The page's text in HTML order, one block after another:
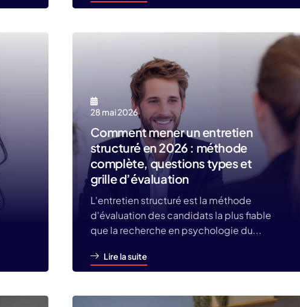
28 mai 2026
Comment mener un entretien
structuré en 2026 : méthode
complète, questions types et
grille d’évaluation
L'entretien structuré est la méthode
d'évaluation des candidats la plus fiable
que la recherche en psychologie du...
Lire la suite